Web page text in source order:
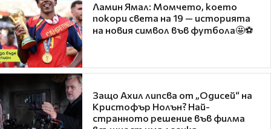
Ламин Ямал: Момчето, което
покори света на 19 — историята
на новия символ във футбола🤩⚽
Защо Ахил липсва от „Одисей“ на
Кристофър Нолън? Най-
странното решение във филма